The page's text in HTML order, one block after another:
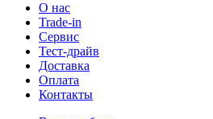
О нас
Trade-in
Сервис
Тест-драйв
Доставка
Оплата
Контакты